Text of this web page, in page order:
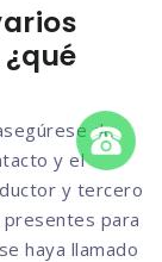
de
y el
y tercero
para
haya llamado